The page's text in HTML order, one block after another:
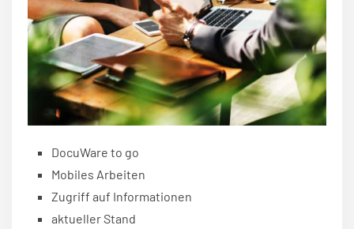
DocuWare to go
Mobiles Arbeiten
Zugriff auf Informationen
aktueller Stand